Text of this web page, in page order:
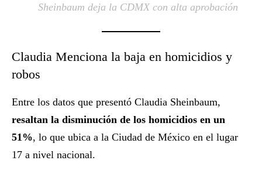
Sheinbaum deja la CDMX con alta aprobación
Claudia Menciona la baja en homicidios y
robos
Entre los datos que presentó Claudia Sheinbaum,
resaltan la disminución de los homicidios en un
51%, lo que ubica a la Ciudad de México en el lugar
17 a nivel nacional.